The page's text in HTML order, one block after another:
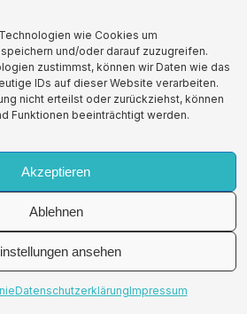
wie Cookies um
und/oder darauf zuzugreifen.
zustimmst, können wir Daten wie das
IDs auf dieser Website verarbeiten.
nicht erteilst oder zurückziehst, können
Funktionen beeinträchtigt werden.
Akzeptieren
Ablehnen
ansehen
DatenschutzerklärungImpressum
Vertrag
widerrufen
Impressum
Allgemeine
Geschäftsbedingungen
Widerrufsbelehrungen